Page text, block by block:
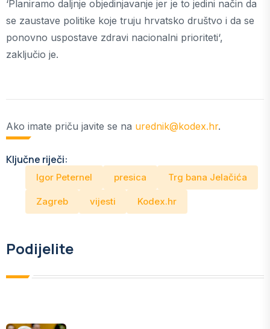
‘Planiramo daljnje objedinjavanje jer je to jedini način da
se zaustave politike koje truju hrvatsko društvo i da se
ponovno uspostave zdravi nacionalni prioriteti‘,
zaključio je.
Ako imate priču javite se na urednik@kodex.hr.
Ključne riječi:
Igor Peternel presica Trg bana Jelačića
Zagreb vijesti Kodex.hr
Podijelite